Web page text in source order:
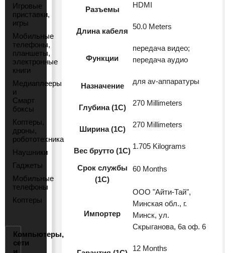
Игровые
приставки,
игры
Мобильные
телефоны,
планшеты,
электронные
книги
Медиаплееры
и
Смарт
боксы
Коптеры,
дроны,
робототехника
Наушники
Гаджеты
Мобильные
телефоны
Коптеры
Компьютеры,
сети
и
Разъемы
HDMI
Длина кабеля
50.0 Meters
Функции
передача видео;
передача аудио
Назначение
для av-аппаратуры
Глубина (1С)
270 Millimeters
Ширина (1С)
270 Millimeters
Вес брутто (1С)
1.705 Kilograms
Срок службы
(1С)
60 Months
Импортер
ООО "Айти-Тай",
Минская обл., г.
Минск, ул.
Скрыганова, 6а оф. 6
12 Months